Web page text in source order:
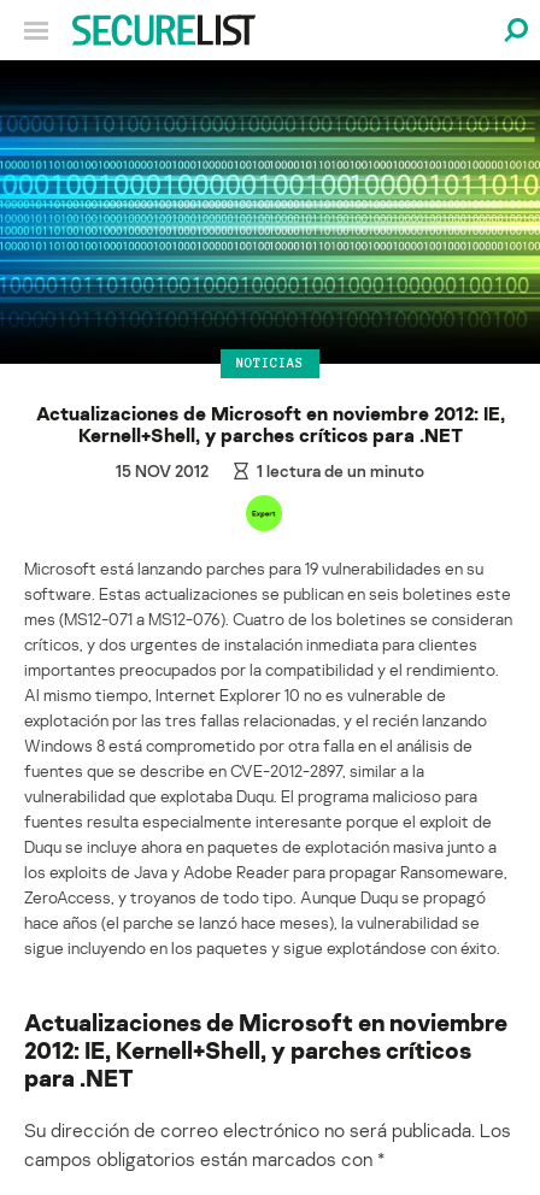
NOTICIAS
Actualizaciones de Microsoft en noviembre 2012: IE,
Kernell+Shell, y parches críticos para .NET
15 NOV 2012 1 lectura de un minuto
Microsoft está lanzando parches para 19 vulnerabilidades en su
software. Estas actualizaciones se publican en seis boletines este
mes (MS12-071 a MS12-076). Cuatro de los boletines se consideran
críticos, y dos urgentes de instalación inmediata para clientes
importantes preocupados por la compatibilidad y el rendimiento.
Al mismo tiempo, Internet Explorer 10 no es vulnerable de
explotación por las tres fallas relacionadas, y el recién lanzando
Windows 8 está comprometido por otra falla en el análisis de
fuentes que se describe en CVE-2012-2897, similar a la
vulnerabilidad que explotaba Duqu. El programa malicioso para
fuentes resulta especialmente interesante porque el exploit de
Duqu se incluye ahora en paquetes de explotación masiva junto a
los exploits de Java y Adobe Reader para propagar Ransomeware,
ZeroAccess, y troyanos de todo tipo. Aunque Duqu se propagó
hace años (el parche se lanzó hace meses), la vulnerabilidad se
sigue incluyendo en los paquetes y sigue explotándose con éxito.
Actualizaciones de Microsoft en noviembre
2012: IE, Kernell+Shell, y parches críticos
para .NET
Su dirección de correo electrónico no será publicada. Los
campos obligatorios están marcados con *